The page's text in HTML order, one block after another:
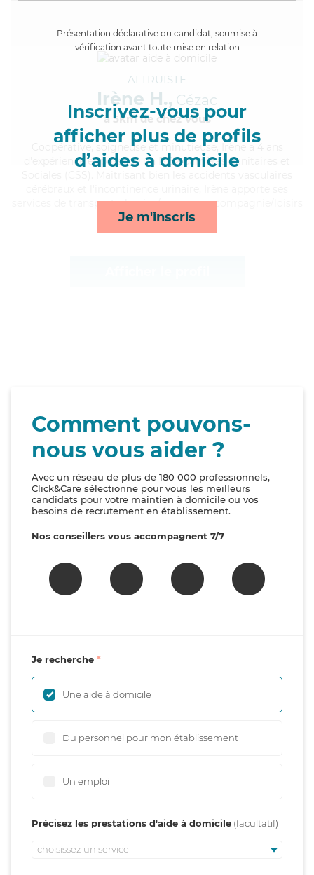
Présentation déclarative du candidat, soumise à
vérification avant toute mise en relation
Inscrivez-vous pour
afficher plus de profils
d’aides à domicile
Je m'inscris
ALTRUISTE
Irène H., Cézac
à 5km de chez Vous
, soigneuse et minutieuse, Irène a 4 ans
d'expérience et possède un BEP Carrières Sanitaires et
services de transports, lessive/repassage, compagnie/loisirs
et ménage*
Comment pouvons-
nous vous aider ?
Avec un réseau de plus de 180 000 professionnels,
Click&Care sélectionne pour vous les meilleurs
candidats pour votre maintien à domicile ou vos
besoins de recrutement en établissement.
Nos conseillers vous accompagnent 7/7
Je recherche
Une aide à domicile
Du personnel pour mon établissement
Un emploi
Précisez les prestations d'aide à domicile
choisissez un service